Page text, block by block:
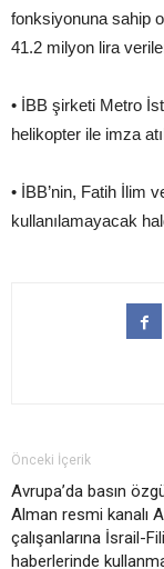
fonksiyonuna sahip
41.2 milyon lira
• İBB şirketi Metro
helikopter ile imza
• İBB’nin, Fatih İlim
kullanılamayacak
Önceki İçerik
Avrupa’da basın
Alman resmi kanalı
çalışanlarına İsrail-
haberlerinde